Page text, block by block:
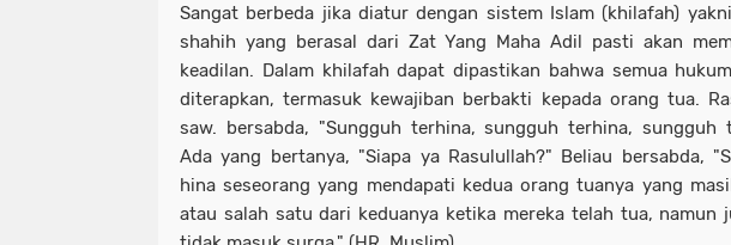
Sangat berbeda jika diatur dengan sistem Islam (khilafah)
shahih yang berasal dari Zat Yang Maha Adil pasti akan
keadilan. Dalam khilafah dapat dipastikan bahwa semua
diterapkan, termasuk kewajiban berbakti kepada orang tua.
saw. bersabda, "Sungguh terhina, sungguh terhina, sungguh
Ada yang bertanya, "Siapa ya Rasulullah?" Beliau bersabda,
hina seseorang yang mendapati kedua orang tuanya yang
atau salah satu dari keduanya ketika mereka telah tua, namun